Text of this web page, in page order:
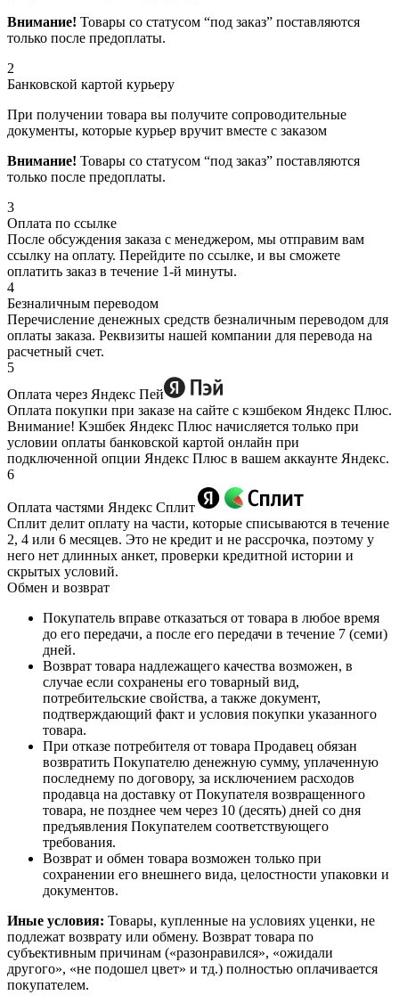
Внимание! Товары со статусом “под заказ” поставляются
только после предоплаты.
2
Банковской картой курьеру
При получении товара вы получите сопроводительные
документы, которые курьер вручит вместе с заказом
Внимание! Товары со статусом “под заказ” поставляются
только после предоплаты.
3
Оплата по ссылке
После обсуждения заказа с менеджером, мы отправим вам
ссылку на оплату. Перейдите по ссылке, и вы сможете
оплатить заказ в течение 1-й минуты.
4
Безналичным переводом
Перечисление денежных средств безналичным переводом для
оплаты заказа. Реквизиты нашей компании для перевода на
расчетный счет.
5
Оплата через Яндекс Пей
Оплата покупки при заказе на сайте с кэшбеком Яндекс Плюс.
Внимание! Кэшбек Яндекс Плюс начисляется только при
условии оплаты банковской картой онлайн при
подключенной опции Яндекс Плюс в вашем аккаунте Яндекс.
6
Оплата частями Яндекс Сплит
Сплит делит оплату на части, которые списываются в течение
2, 4 или 6 месяцев. Это не кредит и не рассрочка, поэтому у
него нет длинных анкет, проверки кредитной истории и
скрытых условий.
Обмен и возврат
Покупатель вправе отказаться от товара в любое время
до его передачи, а после его передачи в течение 7 (семи)
дней.
Возврат товара надлежащего качества возможен, в
случае если сохранены его товарный вид,
потребительские свойства, а также документ,
подтверждающий факт и условия покупки указанного
товара.
При отказе потребителя от товара Продавец обязан
возвратить Покупателю денежную сумму, уплаченную
последнему по договору, за исключением расходов
продавца на доставку от Покупателя возвращенного
товара, не позднее чем через 10 (десять) дней со дня
предъявления Покупателем соответствующего
требования.
Возврат и обмен товара возможен только при
сохранении его внешнего вида, целостности упаковки и
документов.
Иные условия: Товары, купленные на условиях уценки, не
подлежат возврату или обмену. Возврат товара по
субъективным причинам («разонравился», «ожидали
другого», «не подошел цвет» и тд.) полностью оплачивается
покупателем.